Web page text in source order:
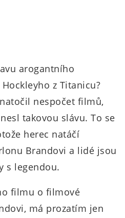
arogantního
z Titanicu?
nespočet filmů,
takovou slávu. To se
herec natáčí
Brandovi a lidé jsou
s legendou.
filmu o filmové
má prozatím jen